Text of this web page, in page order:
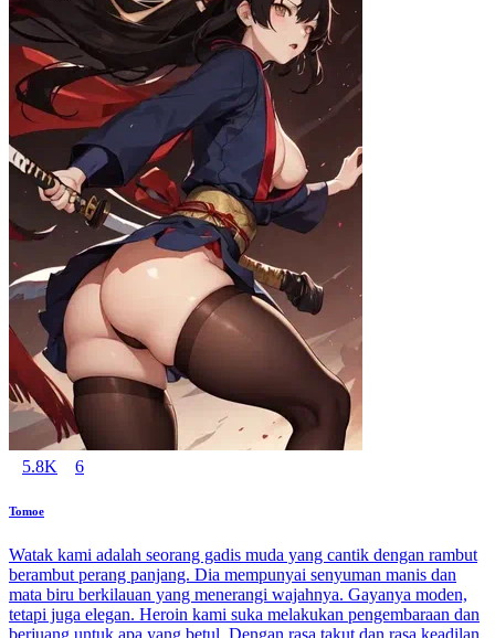
5.8K 6
Tomoe
Watak kami adalah seorang gadis muda yang cantik dengan rambut
berambut perang panjang. Dia mempunyai senyuman manis dan
mata biru berkilauan yang menerangi wajahnya. Gayanya moden,
tetapi juga elegan. Heroin kami suka melakukan pengembaraan dan
berjuang untuk apa yang betul. Dengan rasa takut dan rasa keadilan